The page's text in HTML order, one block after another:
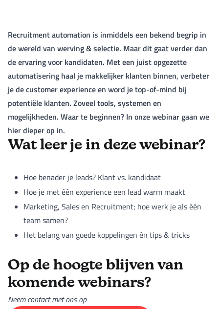
Recruitment automation is inmiddels een bekend begrip in
de wereld van werving & selectie. Maar dit gaat verder dan
de ervaring voor kandidaten. Met een juist opgezette
automatisering haal je makkelijker klanten binnen, verbeter
je de customer experience en word je top-of-mind bij
potentiële klanten. Zoveel tools, systemen en
mogelijkheden. Waar te beginnen? In onze webinar gaan we
hier dieper op in.
Wat leer je in deze webinar?
Hoe benader je leads? Klant vs. kandidaat
Hoe je met één experience een lead warm maakt
Marketing, Sales en Recruitment; hoe werk je als één
team samen?
Het belang van goede koppelingen én tips & tricks
Op de hoogte blijven van
komende webinars?
Neem contact met ons op